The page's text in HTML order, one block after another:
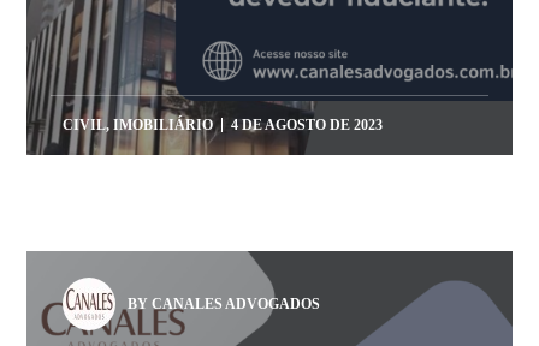
CIVIL,IMOBILIÁRIO 4 DE AGOSTO DE 2023
BY CANALES ADVOGADOS